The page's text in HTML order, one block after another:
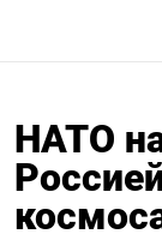
НАТО